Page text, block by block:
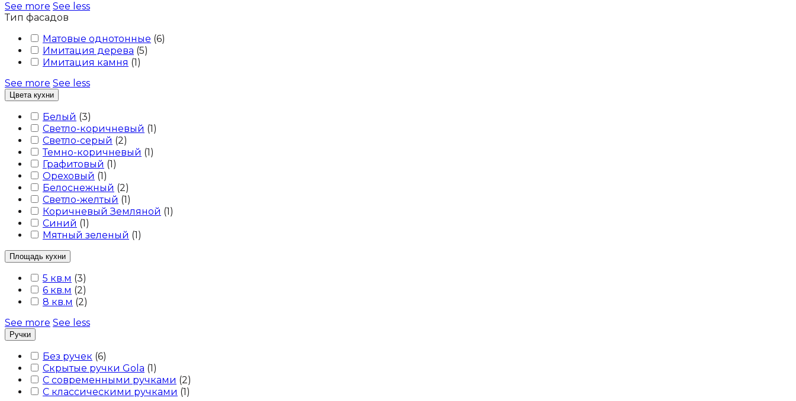
See more See less
Тип фасадов
Матовые однотонные (6)
Имитация дерева (5)
Имитация камня (1)
See more See less
Цвета кухни
Белый (3)
Светло-коричневый (1)
Светло-серый (2)
Темно-коричневый (1)
Графитовый (1)
Ореховый (1)
Белоснежный (2)
Светло-желтый (1)
Коричневый Земляной (1)
Синий (1)
Мятный зеленый (1)
Площадь кухни
5 кв.м (3)
6 кв.м (2)
8 кв.м (2)
See more See less
Ручки
Без ручек (6)
Скрытые ручки Gola (1)
С современными ручками (2)
С классическими ручками (1)